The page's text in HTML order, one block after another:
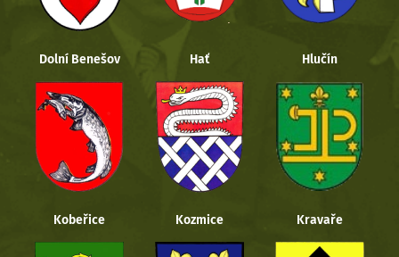
Dolní Benešov Hať Hlučín
Kobeřice Kozmice Kravaře